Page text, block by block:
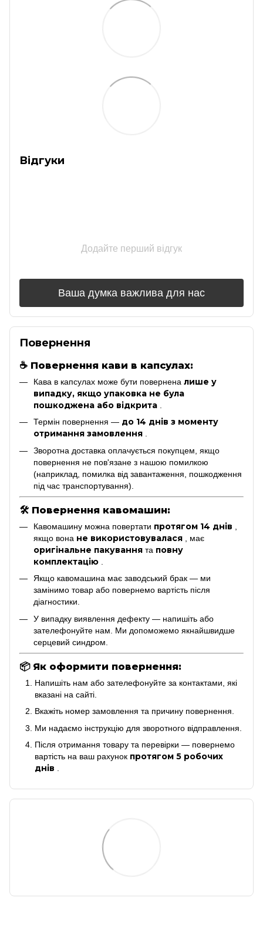
Відгуки
Додайте перший відгук
Ваша думка важлива для нас
Повернення
☕ Повернення кави в капсулах:
Кава в капсулах може бути повернена лише у
випадку, якщо упаковка не була
пошкоджена або відкрита
Термін повернення — до 14 днів з моменту
отримання замовлення .
Зворотна доставка оплачується покупцем, якщо
повернення не пов'язане з нашою помилкою
(наприклад, помилка від завантаження, пошкодження
під час транспортування).
🛠 Повернення кавомашин:
Кавомашину можна повертати протягом 14 днів
якщо вона не використовувалася , має
оригінальне пакування та повну
комплектацію
Якщо кавомашина має заводський брак — ми
замінимо товар або повернемо вартість після
діагностики.
У випадку виявлення дефекту — напишіть або
зателефонуйте нам. Ми допоможемо якнайшвидше
серцевий синдром.
📦Як оформити повернення:
Напишіть нам або зателефонуйте за контактами, які
вказані на сайті.
Вкажіть номер замовлення та причину повернення.
Ми надаємо інструкцію для зворотного відправлення.
Після отримання товару та перевірки — повернемо
вартість на ваш рахунок протягом 5 робочих
днів